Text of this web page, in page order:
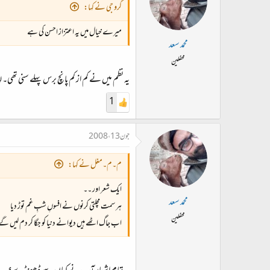
محمد سعد
محفلین
گرو جی نے کہا:
میرے خیال میں یہ اعتزاز احسن کی ہے
یہ نظم میں نے کم از کم پانچ برس پہلے سنی
1
محمد سعد
محفلین
جون 13، 2008
م۔م۔مغل نے کہا:
ایک شعر اور ۔۔
ہر سمت مچلتی کرنوں نے افسوںِ شبِ غم توڑ دیا
اب جاگ اٹھے ہیں دیوانے دنیا کو جگا کر دم لیں